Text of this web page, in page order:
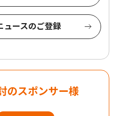
ュースのご登録
のスポンサー様